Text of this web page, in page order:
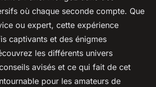
2024•5 min de lecture
où chaque seconde compte. Que
ou expert, cette expérience
captivants et des énigmes
les différents univers
avisés et ce qui fait de cet
pour les amateurs de